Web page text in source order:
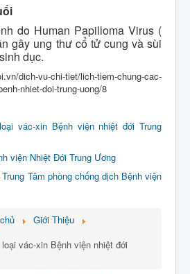
do Human Papilloma Virus (
gây ung thư cổ tử cung và sùi
dục.
dich-vu-chi-tiet/lich-tiem-chung-cac-
nhiet-doi-trung-uong/8
vác-xin Bệnh viện nhiệt đới Trung
viện Nhiệt Đới Trung Ương
Tâm phòng chống dịch Bệnh viện
Giới Thiệu
vác-xin Bệnh viện nhiệt đới